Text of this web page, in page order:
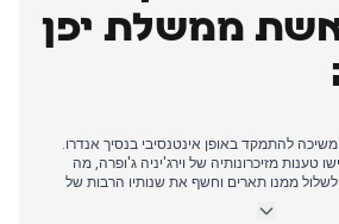
לפני שהראתה סימני התאוששות.
ממשלת יפן
להתמקד באופן אינטנסיבי בנסיך אנדרו.
טענות מזיכרונותיה של וירג'יניה ג'ופרה, מה
ממנו תארים וחשף את שנותיו הרבות של
נגד ג'ופרה. עד אמצע היום, גברו